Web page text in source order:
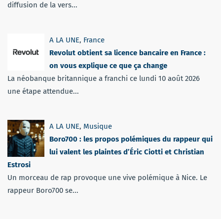
diffusion de la vers...
A LA UNE, France
Revolut obtient sa licence bancaire en France :
on vous explique ce que ça change
La néobanque britannique a franchi ce lundi 10 août 2026
une étape attendue...
A LA UNE, Musique
Boro700 : les propos polémiques du rappeur qui
lui valent les plaintes d’Éric Ciotti et Christian
Estrosi
Un morceau de rap provoque une vive polémique à Nice. Le
rappeur Boro700 se...